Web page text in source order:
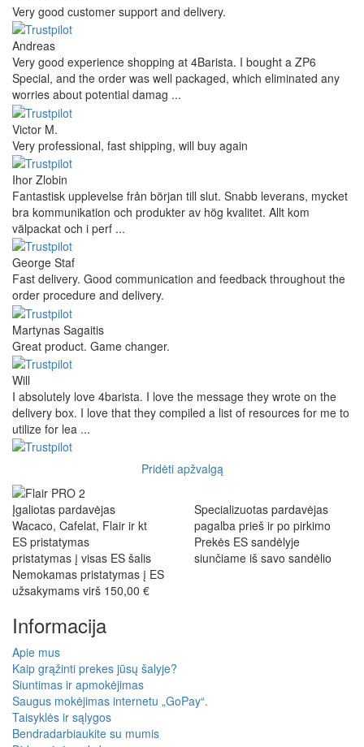
Very good customer support and delivery.
Andreas
Very good experience shopping at 4Barista. I bought a ZP6
Special, and the order was well packaged, which eliminated any
worries about potential damag ...
Victor M.
Very professional, fast shipping, will buy again
Ihor Zlobin
Fantastisk upplevelse från början till slut. Snabb leverans, mycket
bra kommunikation och produkter av hög kvalitet. Allt kom
välpackat och i perf ...
George Staf
Fast delivery. Good communication and feedback throughout the
order procedure and delivery.
Martynas Sagaitis
Great product. Game changer.
Will
I absolutely love 4barista. I love the message they wrote on the
delivery box. I love that they compiled a list of resources for me to
utilize for lea ...
Pridėti apžvalgą
Įgaliotas pardavėjas
Wacaco, Cafelat, Flair ir kt
Specializuotas pardavėjas
pagalba prieš ir po pirkimo
ES pristatymas
pristatymas į visas ES šalis
Prekės ES sandėlyje
siunčiame iš savo sandėlio
Nemokamas pristatymas į ES
užsakymams virš 150,00 €
Informacija
Apie mus
Kaip grąžinti prekes jūsų šalyje?
Siuntimas ir apmokėjimas
Saugus mokėjimas internetu „GoPay“.
Taisyklės ir sąlygos
Bendradarbiaukite su mumis